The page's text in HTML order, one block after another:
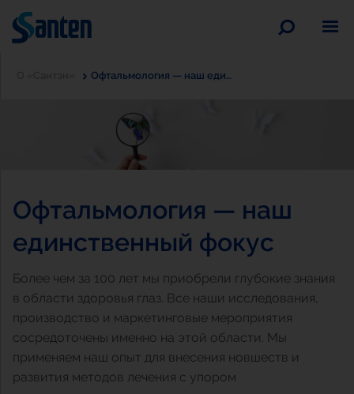
A
Глаукома
Обзор
Синдром «сухого глаза»
Обзор
Инфекционные заболевания глаз
Обзор
О «Сантэн»
Обзор
Офтальмология — наш единственный фокус
Новости
Карьера
Обзор
Подать заявку
Связаться с OOO «Сантэн»
Обзор
Передача медицинской информации, сообщений о
Наш научный приоритет
Офтальмология — наш единственный фокус
Офтальмология — наш
единственный фокус
Более чем за 100 лет мы приобрели глубокие знания
в области здоровья глаз. Все наши исследования,
производство и маркетинговые мероприятия
сосредоточены именно на этой области. Мы
применяем наш опыт для внесения новшеств и
развития методов лечения с упором